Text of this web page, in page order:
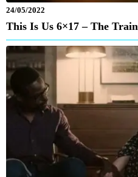
24/05/2022
This Is Us 6×17 – The Train